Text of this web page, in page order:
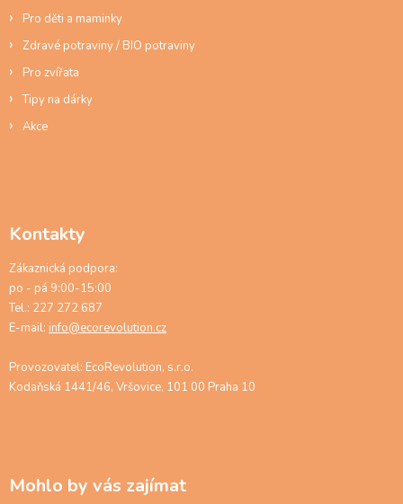
Pro děti a maminky
Zdravé potraviny / BIO potraviny
Pro zvířata
Tipy na dárky
Akce
Kontakty
Zákaznická podpora:
po - pá 9:00-15:00
Tel.: 227 272 687
E-mail: info@ecorevolution.cz
Provozovatel: EcoRevolution, s.r.o.
Kodaňská 1441/46, Vršovice, 101 00 Praha 10
Mohlo by vás zajímat